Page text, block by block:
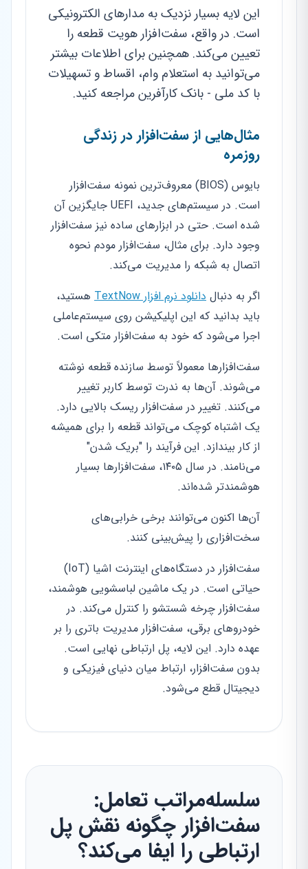
این لایه بسیار نزدیک به مدارهای الکترونیکی
است. در واقع، سفت‌افزار هویت قطعه را
تعیین می‌کند. همچنین برای اطلاعات بیشتر
می‌توانید به استعلام وام، اقساط و تسهیلات
با کد ملی - بانک کارآفرین مراجعه کنید.
مثال‌هایی از سفت‌افزار در زندگی
روزمره
بایوس (BIOS) معروف‌ترین نمونه سفت‌افزار
است. در سیستم‌های جدید، UEFI جایگزین آن
شده است. حتی در ابزارهای ساده نیز سفت‌افزار
وجود دارد. برای مثال، سفت‌افزار مودم نحوه
اتصال به شبکه را مدیریت می‌کند.
اگر به دنبال دانلود نرم افزار TextNow
هستید،
باید بدانید که این اپلیکیشن روی سیستم‌عاملی
اجرا می‌شود که خود به سفت‌افزار متکی است.
سفت‌افزارها معمولاً توسط سازنده قطعه نوشته
می‌شوند. آن‌ها به ندرت توسط کاربر تغییر
می‌کنند. تغییر در سفت‌افزار ریسک بالایی دارد.
یک اشتباه کوچک می‌تواند قطعه را برای همیشه
از کار بیندازد. این فرآیند را "بریک شدن"
می‌نامند. در سال ۱۴۰۵، سفت‌افزارها بسیار
هوشمندتر شده‌اند.
آن‌ها اکنون می‌توانند برخی خرابی‌های
سخت‌افزاری را پیش‌بینی کنند.
سفت‌افزار در دستگاه‌های اینترنت اشیا (IoT)
حیاتی است. در یک ماشین لباسشویی هوشمند،
سفت‌افزار چرخه شستشو را کنترل می‌کند. در
خودروهای برقی، سفت‌افزار مدیریت باتری را بر
عهده دارد. این لایه، پل ارتباطی نهایی است.
بدون سفت‌افزار، ارتباط میان دنیای فیزیکی و
دیجیتال قطع می‌شود.
سلسله‌مراتب تعامل:
سفت‌افزار چگونه نقش پل
ارتباطی را ایفا می‌کند؟